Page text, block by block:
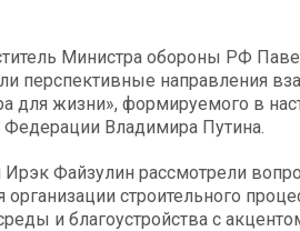
Министра обороны РФ
перспективные направления
для жизни», формируемого в
Владимира Путина.
Файзулин рассмотрели
строительного
и благоустройства с